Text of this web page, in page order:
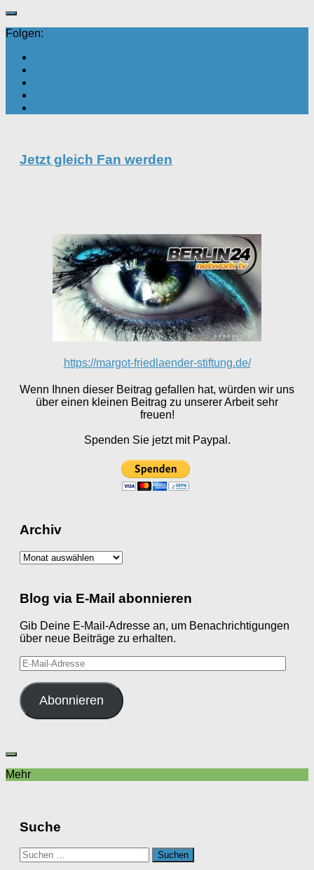
Folgen:
Jetzt gleich Fan werden
https://margot-friedlaender-stiftung.de/
Wenn Ihnen dieser Beitrag gefallen hat, würden wir uns
über einen kleinen Beitrag zu unserer Arbeit sehr
freuen!
Spenden Sie jetzt mit Paypal.
Archiv
Archiv
Blog via E-Mail abonnieren
Gib Deine E-Mail-Adresse an, um Benachrichtigungen
über neue Beiträge zu erhalten.
E-
Mail-
Adresse
Abonnieren
Mehr
Suche
Suchen
nach: